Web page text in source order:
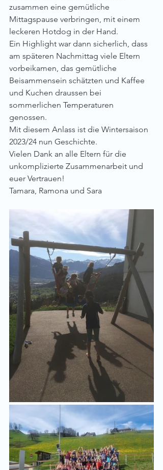
zusammen eine gemütliche
Mittagspause verbringen, mit einem
leckeren Hotdog in der Hand.
Ein Highlight war dann sicherlich, dass
am späteren Nachmittag viele Eltern
vorbeikamen, das gemütliche
Beisammensein schätzten und Kaffee
und Kuchen draussen bei
sommerlichen Temperaturen
genossen.
Mit diesem Anlass ist die Wintersaison
2023/24 nun Geschichte.
Vielen Dank an alle Eltern für die
unkomplizierte Zusammenarbeit und
euer Vertrauen!
Tamara, Ramona und Sara